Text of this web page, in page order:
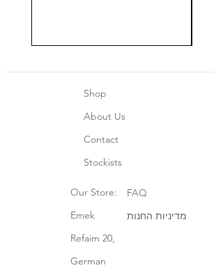
Shop
About Us
Contact
Stockists
Our Store:
Emek
Refaim 20,
German
FAQ
מדיניות החנות